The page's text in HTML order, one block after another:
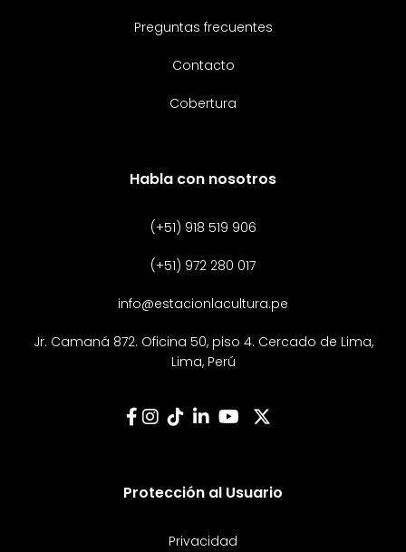
Preguntas frecuentes
Contacto
Cobertura
Habla con nosotros
(+51) 918 519 906
(+51) 972 280 017
info@estacionlacultura.pe
Jr. Camaná 872. Oficina 50, piso 4. Cercado de Lima,
Lima, Perú
Protección al Usuario
Privacidad